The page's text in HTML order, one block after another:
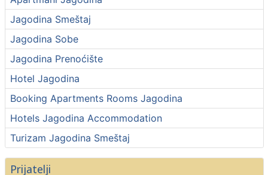
Jagodina Smeštaj
Jagodina Sobe
Jagodina Prenoćište
Hotel Jagodina
Booking Apartments Rooms Jagodina
Hotels Jagodina Accommodation
Turizam Jagodina Smeštaj
Prijatelji